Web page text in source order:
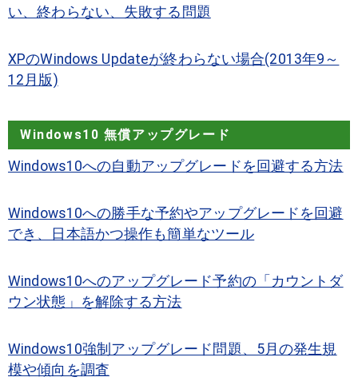
い、終わらない、失敗する問題
XPのWindows Updateが終わらない場合(2013年9～
12月版)
Windows10 無償アップグレード
Windows10への自動アップグレードを回避する方法
Windows10への勝手な予約やアップグレードを回避
でき、日本語かつ操作も簡単なツール
Windows10へのアップグレード予約の「カウントダ
ウン状態」を解除する方法
Windows10強制アップグレード問題、5月の発生規
模や傾向を調査